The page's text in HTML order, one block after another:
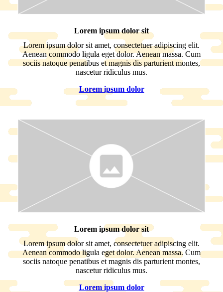
Lorem ipsum dolor sit
Lorem ipsum dolor sit amet, consectetuer adipiscing elit.
Aenean commodo ligula eget dolor. Aenean massa. Cum
sociis natoque penatibus et magnis dis parturient montes,
nascetur ridiculus mus.
Lorem ipsum dolor
Lorem ipsum dolor sit
Lorem ipsum dolor sit amet, consectetuer adipiscing elit.
Aenean commodo ligula eget dolor. Aenean massa. Cum
sociis natoque penatibus et magnis dis parturient montes,
nascetur ridiculus mus.
Lorem ipsum dolor